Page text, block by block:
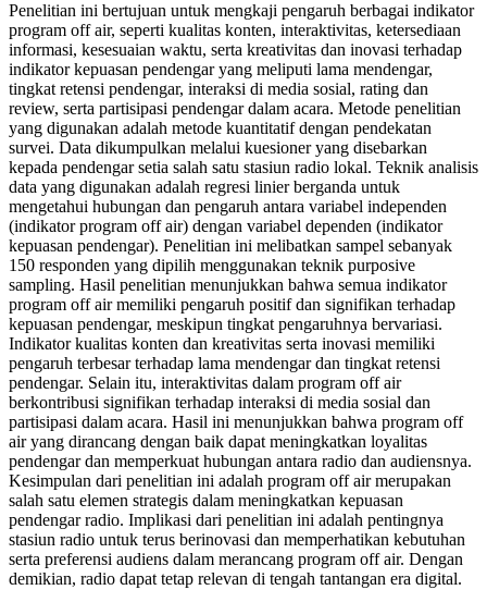
Penelitian ini bertujuan untuk mengkaji pengaruh berbagai indikator
program off air, seperti kualitas konten, interaktivitas, ketersediaan
informasi, kesesuaian waktu, serta kreativitas dan inovasi terhadap
indikator kepuasan pendengar yang meliputi lama mendengar,
tingkat retensi pendengar, interaksi di media sosial, rating dan
review, serta partisipasi pendengar dalam acara. Metode penelitian
yang digunakan adalah metode kuantitatif dengan pendekatan
survei. Data dikumpulkan melalui kuesioner yang disebarkan
kepada pendengar setia salah satu stasiun radio lokal. Teknik analisis
data yang digunakan adalah regresi linier berganda untuk
mengetahui hubungan dan pengaruh antara variabel independen
(indikator program off air) dengan variabel dependen (indikator
kepuasan pendengar). Penelitian ini melibatkan sampel sebanyak
150 responden yang dipilih menggunakan teknik purposive
sampling. Hasil penelitian menunjukkan bahwa semua indikator
program off air memiliki pengaruh positif dan signifikan terhadap
kepuasan pendengar, meskipun tingkat pengaruhnya bervariasi.
Indikator kualitas konten dan kreativitas serta inovasi memiliki
pengaruh terbesar terhadap lama mendengar dan tingkat retensi
pendengar. Selain itu, interaktivitas dalam program off air
berkontribusi signifikan terhadap interaksi di media sosial dan
partisipasi dalam acara. Hasil ini menunjukkan bahwa program off
air yang dirancang dengan baik dapat meningkatkan loyalitas
pendengar dan memperkuat hubungan antara radio dan audiensnya.
Kesimpulan dari penelitian ini adalah program off air merupakan
salah satu elemen strategis dalam meningkatkan kepuasan
pendengar radio. Implikasi dari penelitian ini adalah pentingnya
stasiun radio untuk terus berinovasi dan memperhatikan kebutuhan
serta preferensi audiens dalam merancang program off air. Dengan
demikian, radio dapat tetap relevan di tengah tantangan era digital.